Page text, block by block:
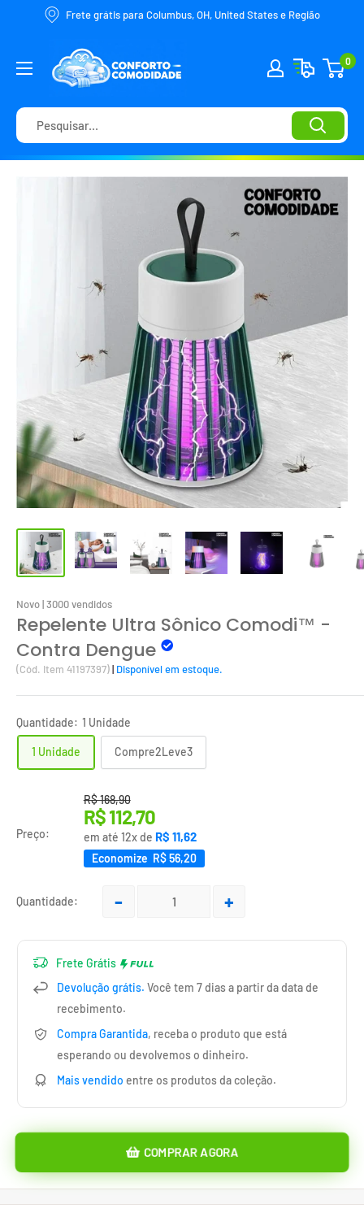
Frete grátis para Columbus, OH, United States e Região
0
Novo | 3000 vendidos
Repelente Ultra Sônico Comodi™ -
Contra Dengue
(Cód. Item 41197397)| Disponível em estoque.
Quantidade: 1 Unidade
1 Unidade Compre2Leve3
Preço:
Translation missing: pt-
R$ 168,90
Translation
missing:
pt-
BR.product.general.sale_price
R$ 112,70
em até 12x de R$ 11,62
Economize R$ 56,20
Quantidade:
Frete Grátis
Devolução grátis. Você tem 7 dias a partir da data de
recebimento.
Compra Garantida, receba o produto que está
esperando ou devolvemos o dinheiro.
Mais vendido entre os produtos da coleção.
COMPRAR AGORA